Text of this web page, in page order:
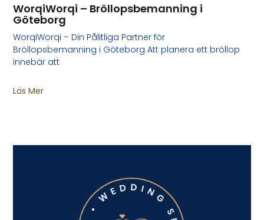
WorqiWorqi – Bröllopsbemanning i
Göteborg
WorqiWorqi – Din Pålitliga Partner för
Bröllopsbemanning i Göteborg Att planera ett bröllop
innebär att
Läs Mer